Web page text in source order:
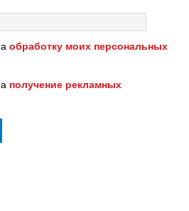
обработку моих персональных
получение рекламных